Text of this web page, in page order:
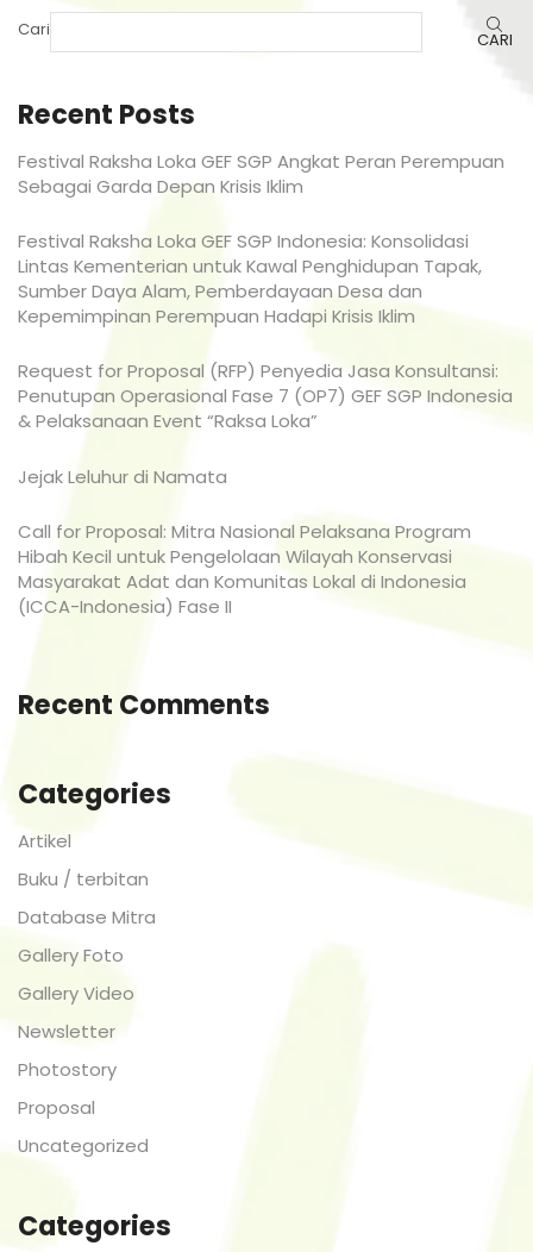
Cari CARI
Recent Posts
Festival Raksha Loka GEF SGP Angkat Peran Perempuan
Sebagai Garda Depan Krisis Iklim
Festival Raksha Loka GEF SGP Indonesia: Konsolidasi
Lintas Kementerian untuk Kawal Penghidupan Tapak,
Sumber Daya Alam, Pemberdayaan Desa dan
Kepemimpinan Perempuan Hadapi Krisis Iklim
Request for Proposal (RFP) Penyedia Jasa Konsultansi:
Penutupan Operasional Fase 7 (OP7) GEF SGP Indonesia
& Pelaksanaan Event “Raksa Loka”
Jejak Leluhur di Namata
Call for Proposal: Mitra Nasional Pelaksana Program
Hibah Kecil untuk Pengelolaan Wilayah Konservasi
Masyarakat Adat dan Komunitas Lokal di Indonesia
(ICCA-Indonesia) Fase II
Recent Comments
Categories
Artikel
Buku / terbitan
Database Mitra
Gallery Foto
Gallery Video
Newsletter
Photostory
Proposal
Uncategorized
Categories